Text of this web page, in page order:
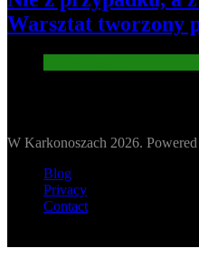
Warsztat tworzony
W Karkonoszach 2026.
Blog
Privacy
Contact